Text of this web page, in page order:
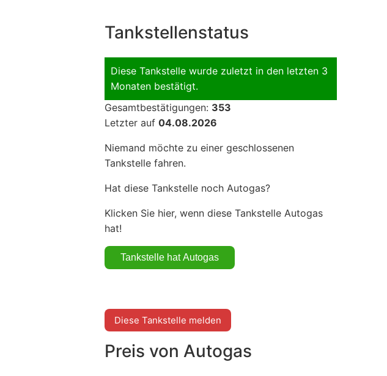
Tankstellenstatus
Diese Tankstelle wurde zuletzt in den letzten 3
Monaten bestätigt.
Gesamtbestätigungen: 353
Letzter auf 04.08.2026
Niemand möchte zu einer geschlossenen
Tankstelle fahren.
Hat diese Tankstelle noch Autogas?
Klicken Sie hier, wenn diese Tankstelle Autogas
hat!
Diese Tankstelle melden
Preis von Autogas